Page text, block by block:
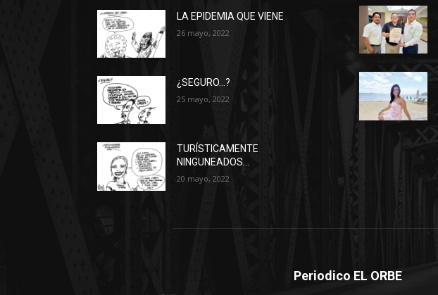
LA EPIDEMIA QUE VIENE
26 mayo, 2022
¿SEGURO…?
25 mayo, 2022
TURÍSTICAMENTE
NINGUNEADOS…
20 mayo, 2022
Periodico EL ORBE